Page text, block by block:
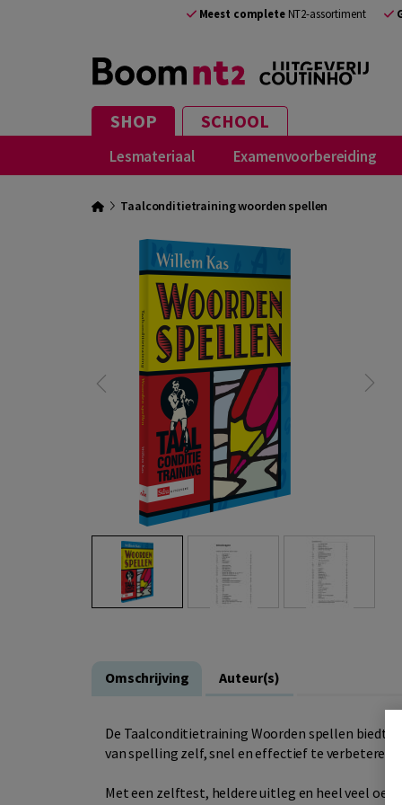
Meest completeNT2-assortiment
SHOP SCHOOL
Lesmateriaal Examenvoorbereiding
Taalconditietraining woorden spellen
Omschrijving Auteur(s)
De Taalconditietraining Woorden spellen biedt
van spelling zelf, snel en effectief te verbeteren.
Met een zelftest, heldere uitleg en heel veel